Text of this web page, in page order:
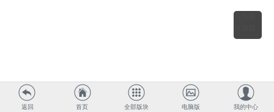
返回 首页 全部版块 电脑版 我的中心